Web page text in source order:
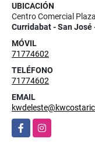
UBICACIÓN
Centro Comercial
Curridabat - San José
MÓVIL
71774602
TELÉFONO
71774602
EMAIL
FacebookInstagram